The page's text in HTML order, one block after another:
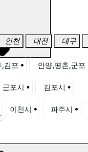
인천 대전 대구
,김포 안양,평촌,군포
군포시 김포시
이천시 파주시